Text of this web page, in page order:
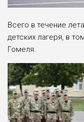
Всего в течение
детских лагеря, в
Гомеля.